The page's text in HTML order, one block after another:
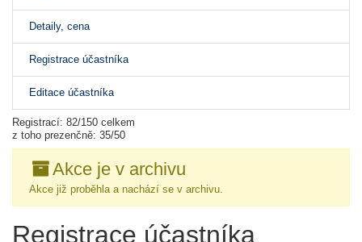
Detaily, cena
Registrace účastníka(aktivní)
Editace účastníka
Registrací: 82/150 celkem
z toho prezenčně: 35/50
Akce je v archivu
Akce již proběhla a nachází se v archivu.
Registrace účastníka